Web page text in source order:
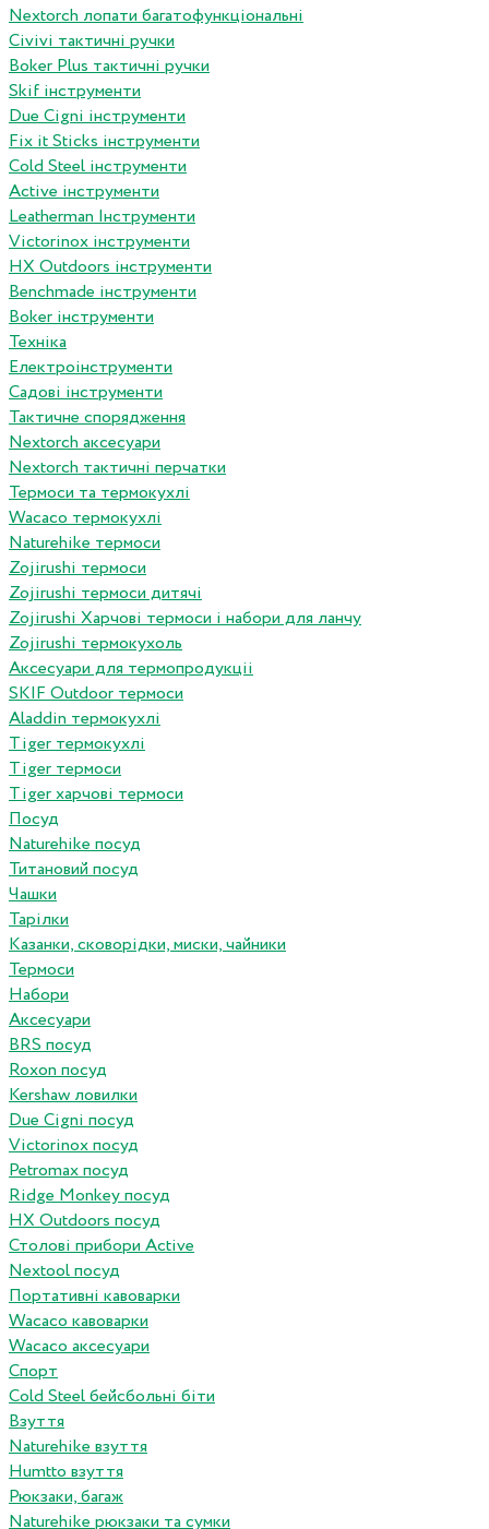
Nextorch лопати багатофункціональні
Сivivi тактичні ручки
Boker Plus тактичні ручки
Skif інструменти
Due Cigni інструменти
Fix it Sticks інструменти
Сold Steel інструменти
Active інструменти
Leatherman Інструменти
Victorinox інструменти
HX Outdoors інструменти
Benchmade інструменти
Boker інструменти
Техніка
Електроінструменти
Садові інструменти
Тактичне спорядження
Nextorch аксесуари
Nextorch тактичні перчатки
Термоси та термокухлі
Wacaco термокухлі
Naturehike термоси
Zojirushi термоси
Zojirushi термоси дитячі
Zojirushi Харчові термоси і набори для ланчу
Zojirushi термокухоль
Аксесуари для термопродукціі
SKIF Outdoor термоси
Aladdin термокухлі
Tiger термокухлі
Tiger термоси
Tiger харчові термоси
Посуд
Naturehike посуд
Титановий посуд
Чашки
Тарілки
Казанки, сковорідки, миски, чайники
Термоси
Набори
Аксесуари
BRS посуд
Roxon посуд
Kershaw ловилки
Due Cigni посуд
Victorinox посуд
Petromax посуд
Ridge Monkey посуд
HX Outdoors посуд
Столові прибори Active
Nextool посуд
Портативні кавоварки
Wacaco кавоварки
Wacaco аксесуари
Спорт
Cold Steel бейсбольні біти
Взуття
Naturehike взуття
Humtto взуття
Рюкзаки, багаж
Naturehike рюкзаки та сумки